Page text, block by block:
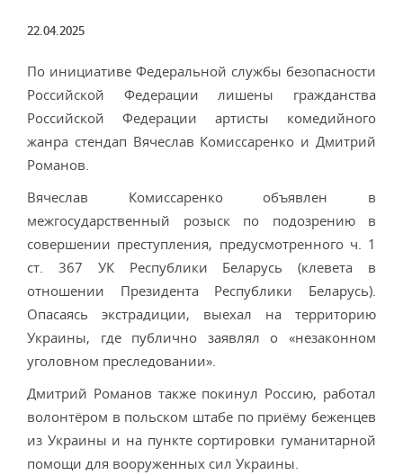
22.04.2025
По инициативе Федеральной службы безопасности
Российской Федерации лишены гражданства
Российской Федерации артисты комедийного
жанра стендап Вячеслав Комиссаренко и Дмитрий
Романов.
Вячеслав Комиссаренко объявлен в
межгосударственный розыск по подозрению в
совершении преступления, предусмотренного ч. 1
ст. 367 УК Республики Беларусь (клевета в
отношении Президента Республики Беларусь).
Опасаясь экстрадиции, выехал на территорию
Украины, где публично заявлял о «незаконном
уголовном преследовании».
Дмитрий Романов также покинул Россию, работал
волонтёром в польском штабе по приёму беженцев
из Украины и на пункте сортировки гуманитарной
помощи для вооруженных сил Украины.